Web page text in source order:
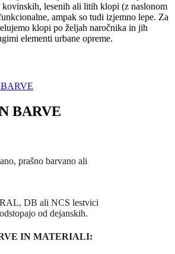
kovinskih, lesenih ali litih klopi (z naslonom
ampak so tudi izjemno lepe. Za
klopi po željah naročnika in jih
elementi urbane opreme.
BARVE
prašno barvano ali
DB ali NCS lestvici
od dejanskih.
IN MATERIALI: